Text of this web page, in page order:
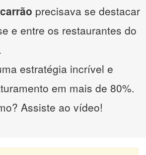
precisava se destacar
e entre os restaurantes do
estratégia incrível e
em mais de 80%.
Assiste ao vídeo!